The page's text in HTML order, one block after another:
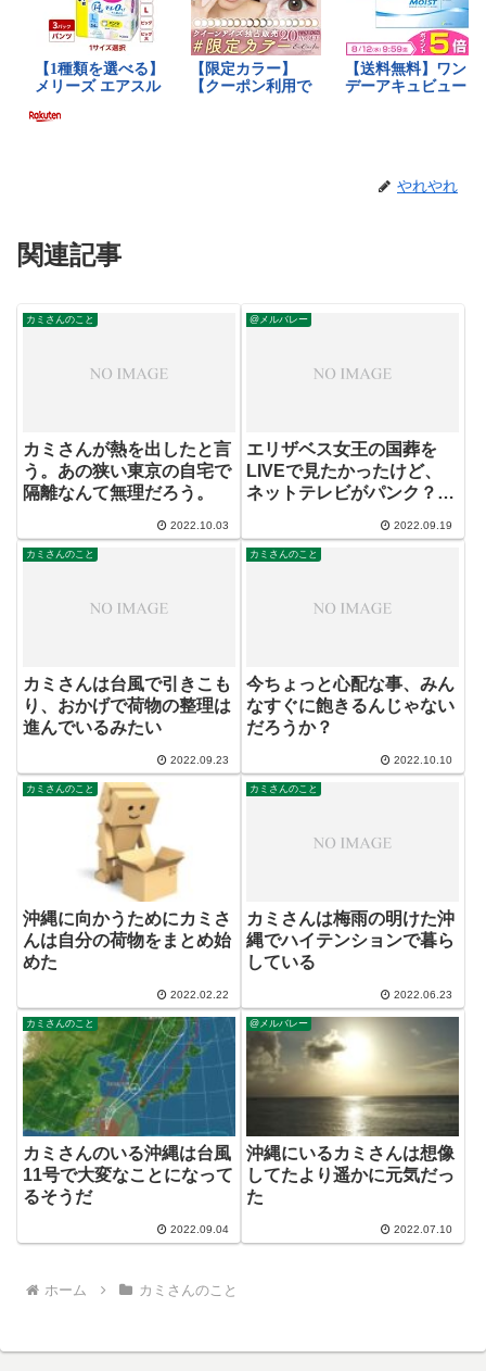
やれやれ
関連記事
カミさんのこと
カミさんが熱を出したと言
う。あの狭い東京の自宅で
隔離なんて無理だろう。
2022.10.03
@メルバレー
エリザベス女王の国葬を
LIVEで見たかったけど、
ネットテレビがパンク？
2022.09.19
カミさんのこと
カミさんは台風で引きこも
り、おかげで荷物の整理は
進んでいるみたい
2022.09.23
カミさんのこと
今ちょっと心配な事、みん
なすぐに飽きるんじゃない
だろうか？
2022.10.10
カミさんのこと
沖縄に向かうためにカミさ
んは自分の荷物をまとめ始
めた
2022.02.22
カミさんのこと
カミさんは梅雨の明けた沖
縄でハイテンションで暮ら
している
2022.06.23
カミさんのこと
カミさんのいる沖縄は台風
11号で大変なことになって
るそうだ
2022.09.04
@メルバレー
沖縄にいるカミさんは想像
してたより遥かに元気だっ
た
2022.07.10
ホーム カミさんのこと